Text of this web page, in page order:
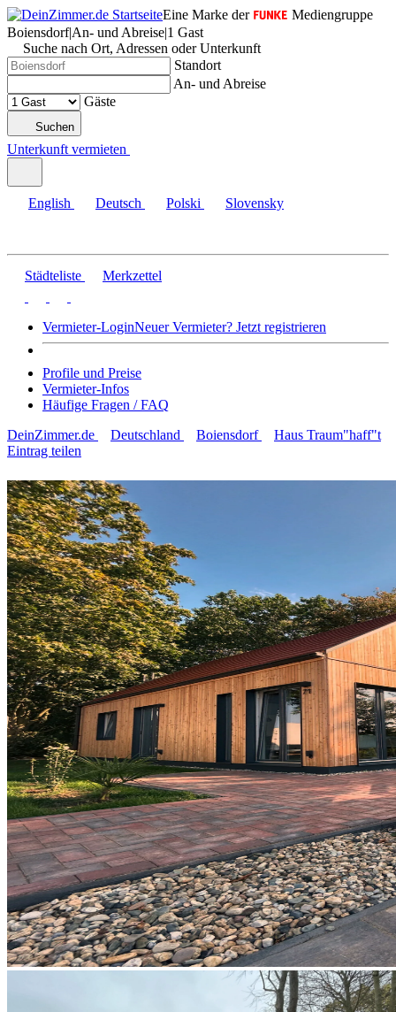
Eine Marke der
Mediengruppe
Boiensdorf|An- und Abreise|1 Gast
Suche nach Ort, Adressen oder Unterkunft
Standort
An- und Abreise
Gäste
Suchen
Unterkunft vermieten
English Deutsch Polski Slovensky
Städteliste Merkzettel
Vermieter-LoginNeuer Vermieter? Jetzt registrieren
Profile und Preise
Vermieter-Infos
Häufige Fragen / FAQ
DeinZimmer.de
Deutschland Boiensdorf
Haus Traum"haff"t
Eintrag teilen